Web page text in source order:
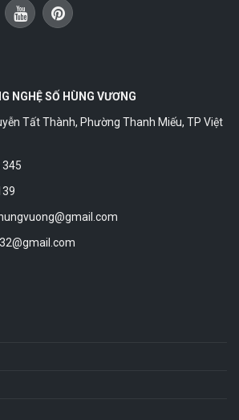
NGHỆ SỐ HÙNG VƯƠNG
Tất Thành, Phường Thanh Miếu, TP Việt
345